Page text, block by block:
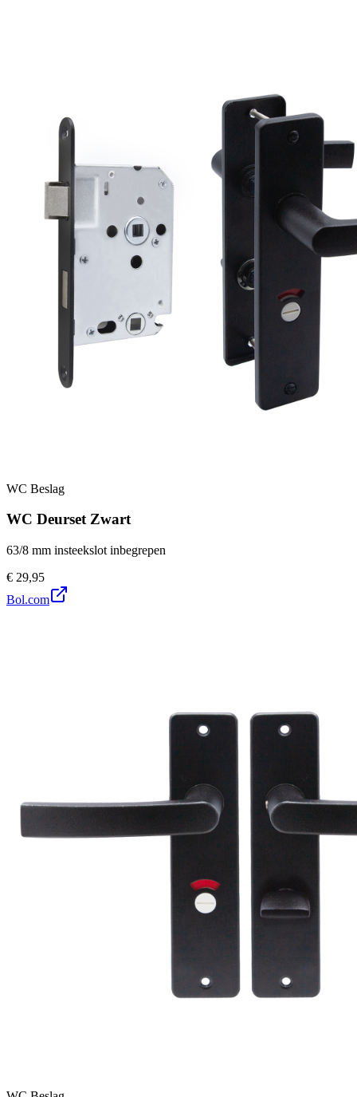
WC Beslag
WC Deurset Zwart
63/8 mm insteekslot inbegrepen
€ 29,95
Bol.com